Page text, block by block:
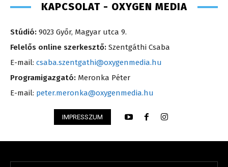
KAPCSOLAT - OXYGEN MEDIA
Stúdió: 9023 Győr, Magyar utca 9.
Felelős online szerkesztő: Szentgáthi Csaba
E-mail: csaba.szentgathi@oxygenmedia.hu
Programigazgató: Meronka Péter
E-mail: peter.meronka@oxygenmedia.hu
IMPRESSZUM